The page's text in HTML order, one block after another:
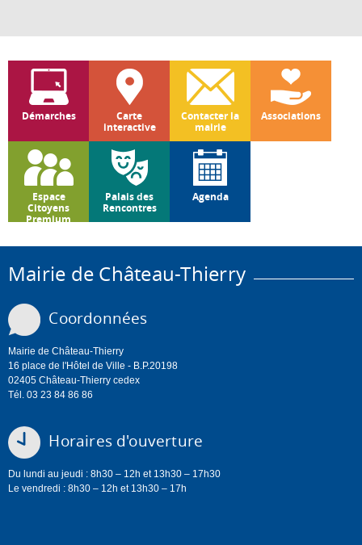
Démarches
Carte
interactive
Contacter la
mairie
Associations
Espace
Citoyens
Premium
Palais des
Rencontres
Agenda
Mairie de Château-Thierry
Coordonnées
Mairie de Château-Thierry
16 place de l'Hôtel de Ville - B.P.20198
02405 Château-Thierry cedex
Tél. 03 23 84 86 86
Horaires d'ouverture
Du lundi au jeudi : 8h30 – 12h et 13h30 – 17h30
Le vendredi : 8h30 – 12h et 13h30 – 17h